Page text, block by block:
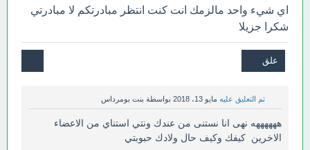
اي شيء واحد مالزمك انت كنت انتظر مبادرتكم لا مبادرتي
شكرا جزيلا
تم التعليق عليه مايو 13، 2018 بواسطة بنت بومرداس
ههههههه نهى انا نستنى من عندك ونتي استناي من الاعضاء
الاخرين كيفك وكيف حال ولادك حبوبتي